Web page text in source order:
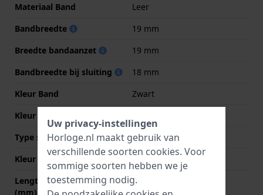
Materiaal Band
Leer
Bandbreedte
19 mm
Breedte bandaanzet
19 mm
Bandbreedte bij sluiting
18 mm
Kleur Band
Zwart
Kleur stiksel
Type sluiting
Gesp
Kleur sluiting
Zilver
Lengte band op 12 uur
(mm)
80 mm
Uw privacy-instellingen
Horloge.nl maakt gebruik van
verschillende soorten cookies. Voor
sommige soorten hebben we je
toestemming nodig.